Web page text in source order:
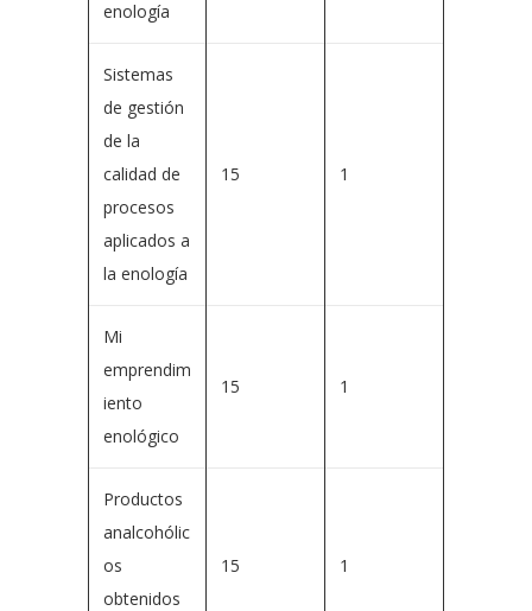
enología
Sistemas
de gestión
de la
calidad de
procesos
aplicados a
la enología
15 1
Mi
emprendim
iento
enológico
15 1
Productos
analcohólic
os
obtenidos
15 1